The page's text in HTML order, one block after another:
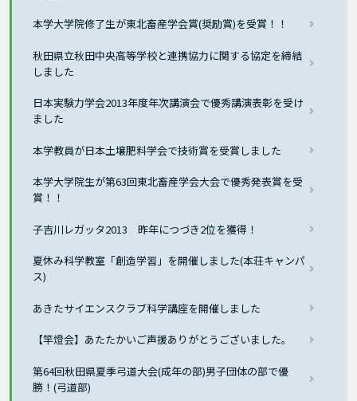
本学大学院修了生が東北畜産学会賞(奨励賞)を受賞！！
秋田県立秋田中央高等学校と連携協力に関する協定を締結
しました
日本実験力学会2013年度年次講演会で優秀講演表彰を受け
ました
本学教員が日本土壌肥料学会で技術賞を受賞しました
本学大学院生が第63回東北畜産学会大会で優秀発表賞を受
賞！！
子吉川レガッタ2013 昨年につづき2位を獲得！
夏休み科学教室「創造学習」を開催しました(本荘キャンパ
ス)
あきたサイエンスクラブ科学講座を開催しました
【竿燈会】あたたかいご声援ありがとうございました。
第64回秋田県夏季弓道大会(成年の部)男子団体の部で優
勝！(弓道部)